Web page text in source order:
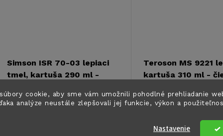
cookie, aby sme vám umožnili pohodlné prehliadanie
analýze neustále zlepšovali jej funkcie, výkon a
Nastavenie
Simson ISR 70-03 lepiaci
tmel, kartuša 290 ml -
€26,90
Skladom na
DO KOŠÍKA
Teroson MS 9221
kartuša 310 ml -
€38,30
Skladom na
DO